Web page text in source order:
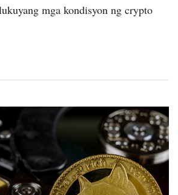
mga kondisyon ng crypto